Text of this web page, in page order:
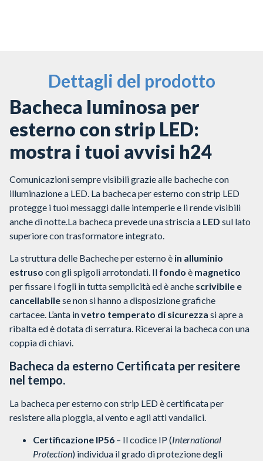
Dettagli del prodotto
Bacheca luminosa per
esterno con strip LED:
mostra i tuoi avvisi h24
Comunicazioni sempre visibili grazie alle bacheche con
illuminazione a LED. La bacheca per esterno con strip LED
protegge i tuoi messaggi dalle intemperie e li rende visibili
anche di notte.La bacheca prevede una striscia a LED sul lato
superiore con trasformatore integrato.
La struttura delle Bacheche per esterno è in alluminio
estruso con gli spigoli arrotondati. Il fondo è magnetico
per fissare i fogli in tutta semplicità ed è anche scrivibile e
cancellabilese non si hanno a disposizione grafiche
cartacee. L’anta invetro temperato di sicurezza si apre a
ribalta ed è dotata di serratura. Riceverai la bacheca con una
coppia di chiavi.
Bacheca da esterno Certificata per resitere
nel tempo.
La bacheca per esterno con strip LED è certificata per
resistere alla pioggia, al vento e agli atti vandalici.
Certificazione IP56 – Il codice IP (International
Protection) individua il grado di protezione degli